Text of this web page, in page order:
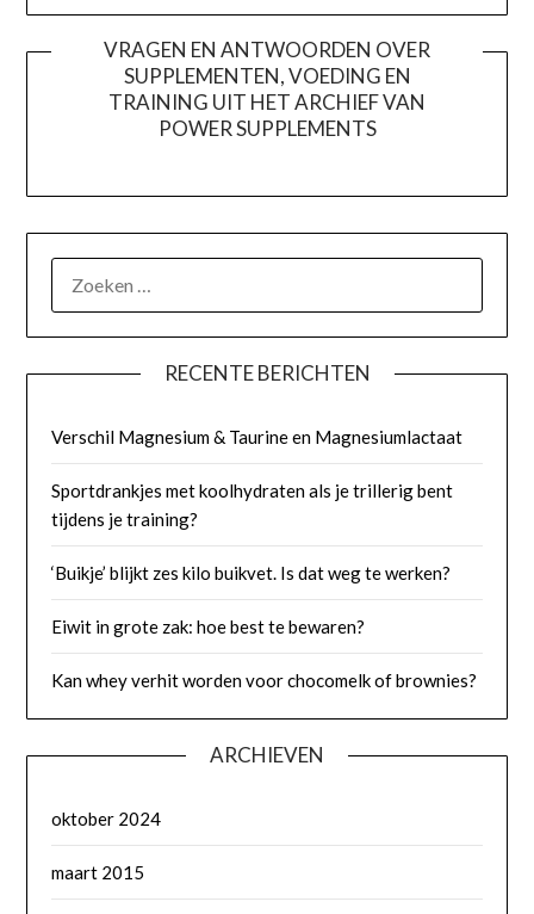
VRAGEN EN ANTWOORDEN OVER
SUPPLEMENTEN, VOEDING EN
TRAINING UIT HET ARCHIEF VAN
POWER SUPPLEMENTS
NAAR:
RECENTE BERICHTEN
Verschil Magnesium & Taurine en Magnesiumlactaat
Sportdrankjes met koolhydraten als je trillerig bent
tijdens je training?
‘Buikje’ blijkt zes kilo buikvet. Is dat weg te werken?
Eiwit in grote zak: hoe best te bewaren?
Kan whey verhit worden voor chocomelk of brownies?
ARCHIEVEN
oktober 2024
maart 2015